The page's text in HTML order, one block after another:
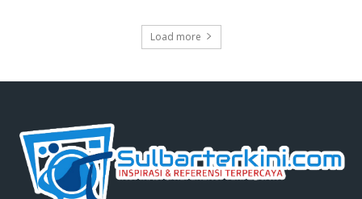
Load more